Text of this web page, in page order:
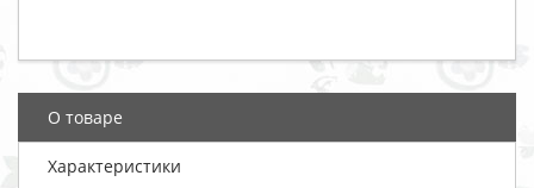
О товаре
Характеристики